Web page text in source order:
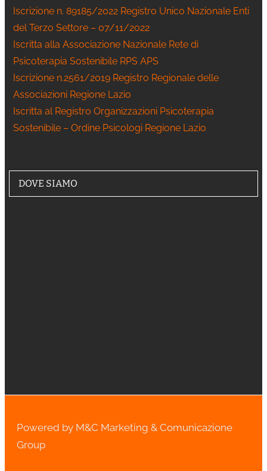
Iscrizione n. 89185/2022 Registro Unico Nazionale Enti
del Terzo Settore – 07/11/2022
Iscritta alla Associazione Nazionale Rete di
Psicoterapia Sostenibile RPS APS
Iscrizione n.2561/2019 Registro Regionale delle
Associazioni Regione Lazio
Iscritta al Registro Organizzazioni Psicoterapia
Sostenibile – Ordine Psicologi Regione Lazio
DOVE SIAMO
Powered by M&C Marketing & Comunicazione
Group